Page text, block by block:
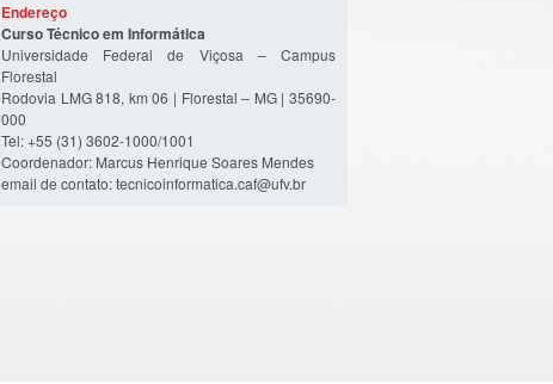
Endereço
Curso Técnico em Informática
Universidade Federal de Viçosa – Campus
Florestal
Rodovia LMG 818, km 06 | Florestal – MG | 35690-
000
Tel: +55 (31) 3602-1000/1001
Coordenador: Marcus Henrique Soares Mendes
email de contato: tecnicoinformatica.caf@ufv.br